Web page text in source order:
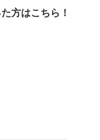
方はこちら！